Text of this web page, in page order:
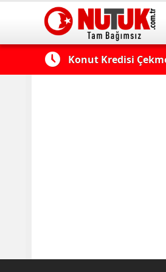
Edilmeli? Konut Kredisi